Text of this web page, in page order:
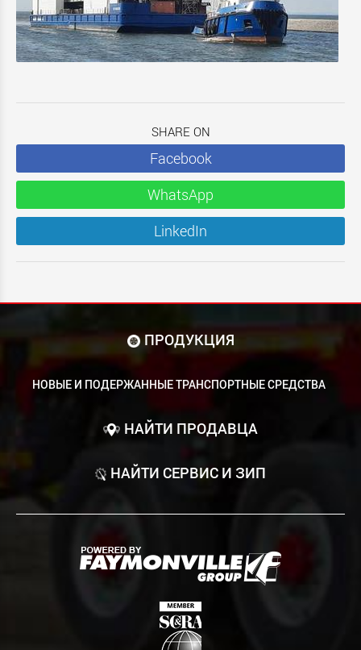
SHARE ON
Facebook
WhatsApp
LinkedIn
ПРОДУКЦИЯ
НОВЫЕ И ПОДЕРЖАННЫЕ ТРАНСПОРТНЫЕ СРЕДСТВА
НАЙТИ ПРОДАВЦА
НАЙТИ СЕРВИС И ЗИП